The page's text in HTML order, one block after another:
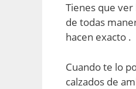
Tienes que
de todas
hacen exacto .
Cuando te lo
calzados de